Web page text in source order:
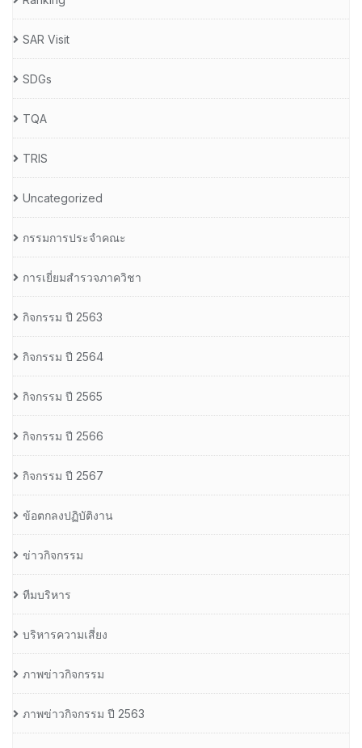
SAR Visit
SDGs
TQA
TRIS
Uncategorized
กรรมการประจำคณะ
การเยี่ยมสำรวจภาควิชา
กิจกรรม ปี 2563
กิจกรรม ปี 2564
กิจกรรม ปี 2565
กิจกรรม ปี 2566
กิจกรรม ปี 2567
ข้อตกลงปฏิบัติงาน
ข่าวกิจกรรม
ทีมบริหาร
บริหารความเสี่ยง
ภาพข่าวกิจกรรม
ภาพข่าวกิจกรรม ปี 2563